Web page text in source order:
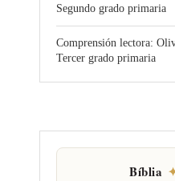
Segundo grado primaria
Comprensión lectora:
Tercer grado primaria
Bíblia